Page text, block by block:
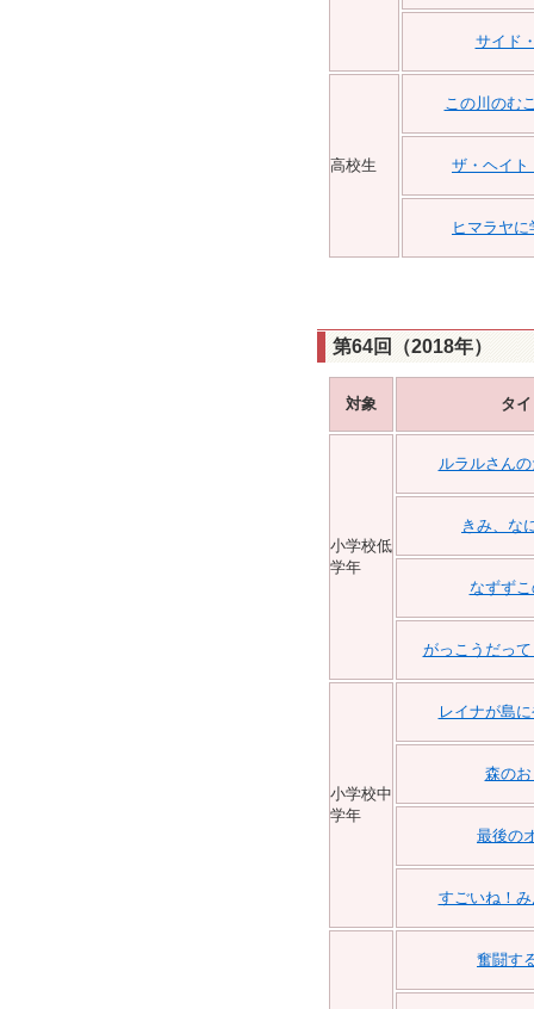
サイド
高校生
この川のむ
ザ・ヘイト
ヒマラヤ
第64回（2018年）
対象 タ
小学校低
学年
ルラルさん
きみ、な
なずず
がっこうだっ
小学校中
学年
レイナが島
森の
最後の
すごいね！
奮闘す